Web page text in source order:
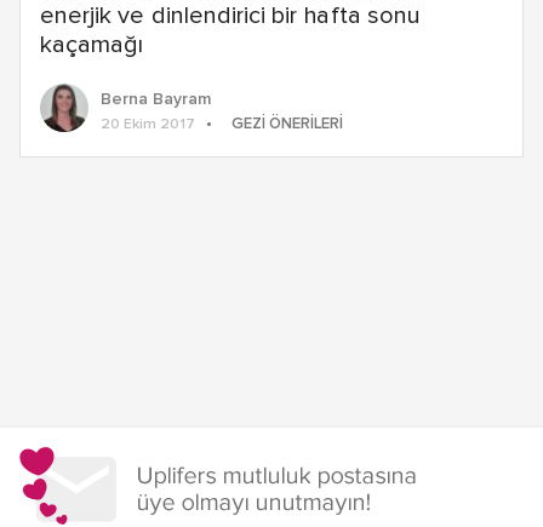
enerjik ve dinlendirici bir hafta sonu
kaçamağı
Berna Bayram
20 Ekim 2017 GEZI ÖNERILERI